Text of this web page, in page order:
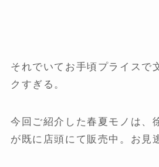
それでいてお手頃プライスで
クすぎる。
今回ご紹介した春夏モノは、
が既に店頭にて販売中。お見